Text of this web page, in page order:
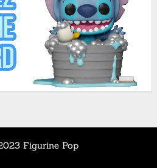
Figurine Pop